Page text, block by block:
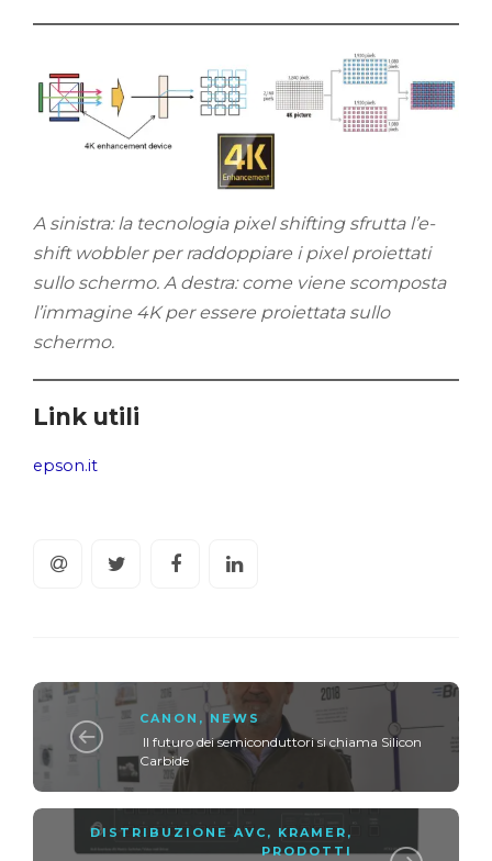
A sinistra: la tecnologia pixel shifting sfrutta l’e-
shift wobbler per raddoppiare i pixel proiettati
sullo schermo. A destra: come viene scomposta
l’immagine 4K per essere proiettata sullo
schermo.
Link utili
epson.it
CANON , NEWS
Il futuro dei semiconduttori si chiama Silicon
Carbide
DISTRIBUZIONE AVC , KRAMER ,
PRODOTTI